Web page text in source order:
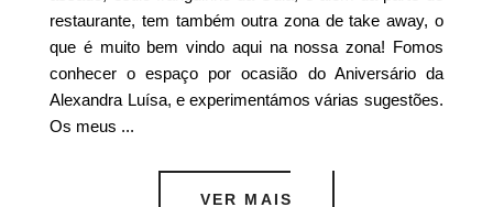
restaurante, tem também outra zona de take away, o
que é muito bem vindo aqui na nossa zona! Fomos
conhecer o espaço por ocasião do Aniversário da
Alexandra Luísa, e experimentámos várias sugestões.
Os meus ...
VER MAIS